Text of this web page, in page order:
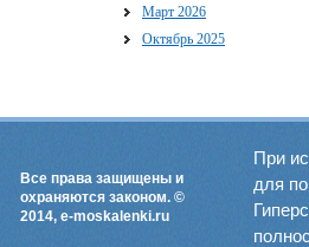
Март 2026
Октябрь 2025
Все права защищены и
охраняются законом. ©
2014, e-moskalenki.ru
При
для